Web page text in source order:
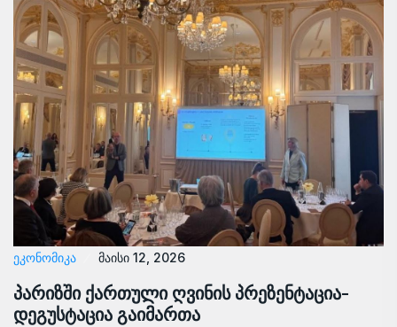
ᲔᲙᲝᲜᲝᲛᲘᲙᲐ მაისი 12, 2026
პარიზში ქართული ღვინის პრეზენტაცია-
დეგუსტაცია გაიმართა